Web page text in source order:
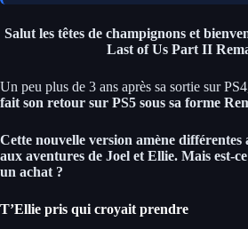
Salut les têtes de champignons et
Last of Us Part II
Un peu plus de 3 ans après sa sortie sur
fait son retour sur PS5 sous sa forme
Cette nouvelle version amène
aux aventures de Joel et Ellie. Mais est-
un achat ?
T’Ellie pris qui croyait prendre